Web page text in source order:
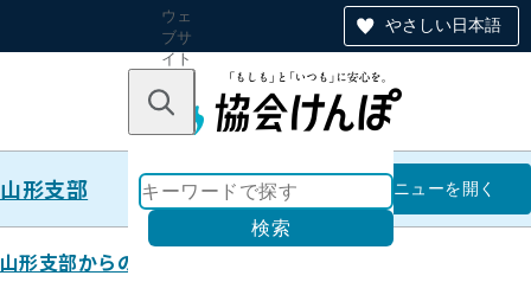
やさしい日本語
ウェ
ブサ
イト
のナ
ン
キーワードで探す
検索
山形支部 山形支部
メニューを開く
山形支部からのお知らせ